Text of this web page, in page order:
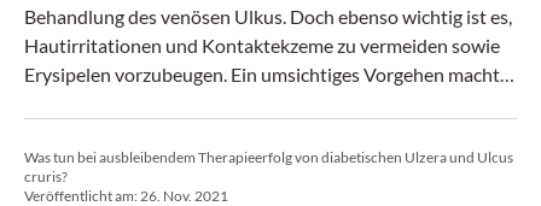
Behandlung des venösen Ulkus. Doch ebenso wichtig ist es,
Hautirritationen und Kontaktekzeme zu vermeiden sowie
Erysipelen vorzubeugen. Ein umsichtiges Vorgehen macht
Was tun bei ausbleibendem Therapieerfolg von diabetischen Ulzera und Ulcus
cruris?
Veröffentlicht am: 26. Nov. 2021